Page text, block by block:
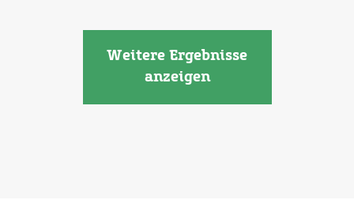
Weitere Ergebnisse
anzeigen